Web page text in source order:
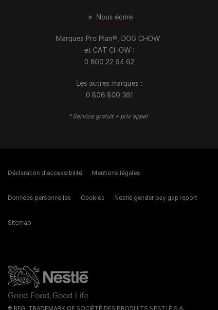
> Nous écrire
Marques Pro Plan®, DOG CHOW
et CAT CHOW :
0 800 22 64 62
Les autres marques :​
0 806 800 361
*Service gratuit + prix appel
® REG. TRADEMARK OF SOCIÉTÉ DES PRODUITS NESTLÉ S.A.
Déclaration d'accessibilité Mentions légales
Données personnelles Cookies Nestlé gender pay gap report
Sitemap